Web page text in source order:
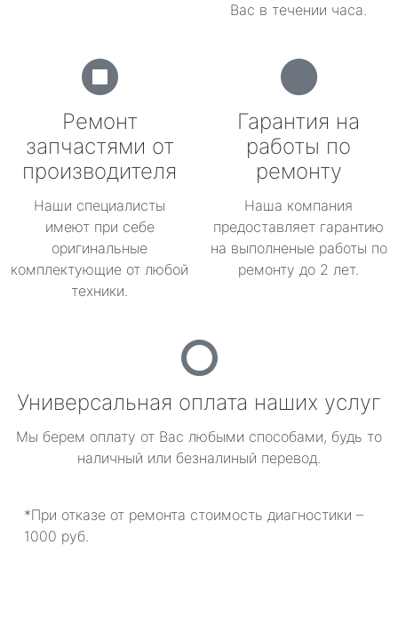
Вас в течении часа.
Ремонт
запчастями от
производителя
Наши специалисты
имеют при себе
оригинальные
комплектующие от любой
техники.
Гарантия на
работы по
ремонту
Наша компания
предоставляет гарантию
на выполненые работы по
ремонту до 2 лет.
Универсальная оплата наших услуг
Мы берем оплату от Вас любыми способами, будь то
наличный или безналиный перевод.
*При отказе от ремонта стоимость диагностики –
1000 руб.